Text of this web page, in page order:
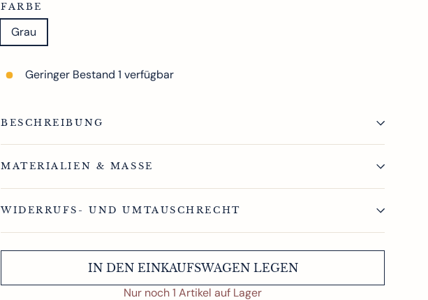
FARBE
Grau
Geringer Bestand 1 verfügbar
BESCHREIBUNG
MATERIALIEN & MASSE
WIDERRUFS- UND UMTAUSCHRECHT
IN DEN EINKAUFSWAGEN LEGEN
Nur noch 1 Artikel auf Lager